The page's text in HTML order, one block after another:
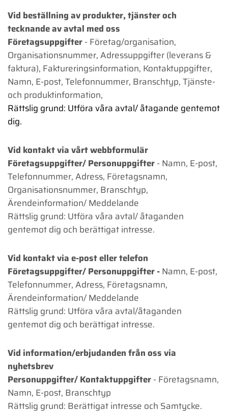
Vid beställning av produkter, tjänster och
tecknande av avtal med oss
Företagsuppgifter- Företag/organisation,
Organisationsnummer, Adressuppgifter (leverans &
faktura), Faktureringsinformation, Kontaktuppgifter,
Namn, E-post, Telefonnummer, Branschtyp, Tjänste-
och produktinformation,
Rättslig grund: Utföra våra avtal/ åtagande gentemot
dig.
Vid kontakt via vårt webbformulär
Företagsuppgifter/ Personuppgifter- Namn, E-post,
Telefonnummer, Adress, Företagsnamn,
Organisationsnummer, Branschtyp,
Ärendeinformation/ Meddelande
Rättslig grund: Utföra våra avtal/ åtaganden
gentemot dig och berättigat intresse.
Vid kontakt via e-post eller telefon
Företagsuppgifter/ Personuppgifter -Namn, E-post,
Telefonnummer, Adress, Företagsnamn,
Ärendeinformation/ Meddelande
Rättslig grund: Utföra våra avtal/åtaganden
gentemot dig och berättigat intresse.
Vid information/erbjudanden från oss via
nyhetsbrev
Personuppgifter/ Kontaktuppgifter- Företagsnamn,
Namn, E-post, Branschtyp
Rättslig grund: Berättigat intresse och Samtycke.